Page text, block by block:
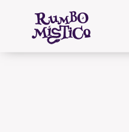
contenido